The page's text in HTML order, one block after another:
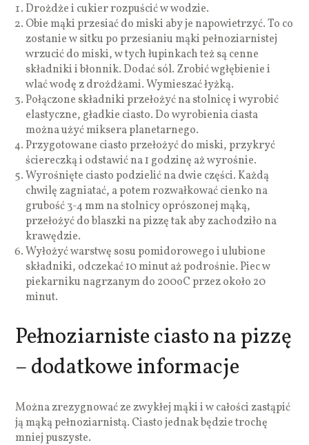
Drożdże i cukier rozpuścić w wodzie.
Obie mąki przesiać do miski aby je napowietrzyć. To co
zostanie w sitku po przesianiu mąki pełnoziarnistej
wrzucić do miski, w tych łupinkach też są cenne
składniki i błonnik. Dodać sól. Zrobić wgłębienie i
wlać wodę z drożdżami. Wymieszać łyżką.
Połączone składniki przełożyć na stolnicę i wyrobić
elastyczne, gładkie ciasto. Do wyrobienia ciasta
można użyć miksera planetarnego.
Przygotowane ciasto przełożyć do miski, przykryć
ściereczką i odstawić na 1 godzinę aż wyrośnie.
Wyrośnięte ciasto podzielić na dwie części. Każdą
chwilę zagniatać, a potem rozwałkować cienko na
grubość 3-4 mm na stolnicy oprószonej mąką,
przełożyć do blaszki na pizzę tak aby zachodziło na
krawędzie.
Wyłożyć warstwę sosu pomidorowego i ulubione
składniki, odczekać 10 minut aż podrośnie. Piec w
piekarniku nagrzanym do 200oC przez około 20
minut.
Pełnoziarniste ciasto na pizzę
– dodatkowe informacje
Można zrezygnować ze zwykłej mąki i w całości zastąpić
ją mąką pełnoziarnistą. Ciasto jednak będzie trochę
mniej puszyste.